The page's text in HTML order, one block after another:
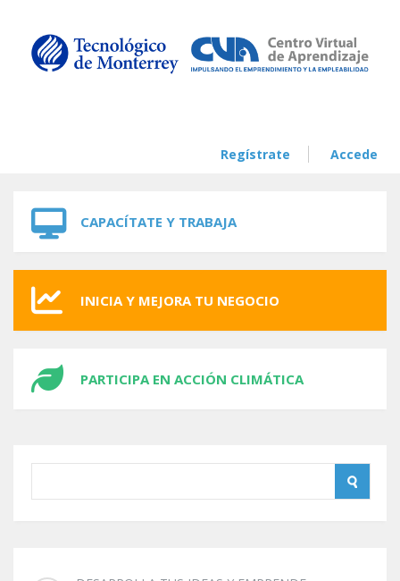
Regístrate Accede
CAPACÍTATE Y TRABAJA
INICIA Y MEJORA TU NEGOCIO
PARTICIPA EN ACCIÓN CLIMÁTICA